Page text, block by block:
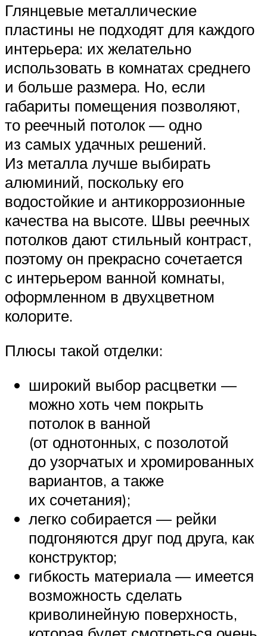
Глянцевые металлические
пластины не подходят для каждого
интерьера: их желательно
использовать в комнатах среднего
и больше размера. Но, если
габариты помещения позволяют,
то реечный потолок — одно
из самых удачных решений.
Из металла лучше выбирать
алюминий, поскольку его
водостойкие и антикоррозионные
качества на высоте. Швы реечных
потолков дают стильный контраст,
поэтому он прекрасно сочетается
с интерьером ванной комнаты,
оформленном в двухцветном
колорите.
Плюсы такой отделки:
широкий выбор расцветки —
можно хоть чем покрыть
потолок в ванной
(от однотонных, с позолотой
до узорчатых и хромированных
вариантов, а также
их сочетания);
легко собирается — рейки
подгоняются друг под друга, как
конструктор;
гибкость материала — имеется
возможность сделать
криволинейную поверхность,